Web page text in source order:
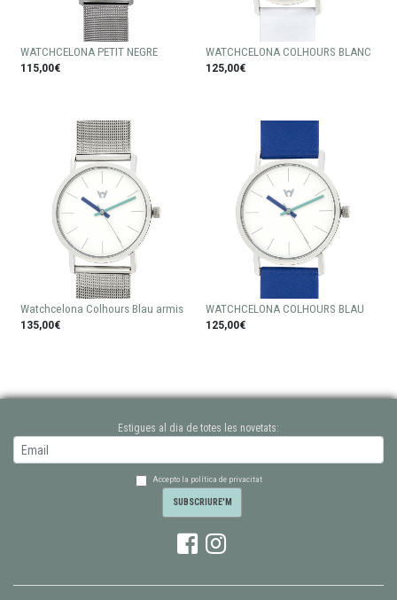
WATCHCELONA PETIT NEGRE
115,00€
WATCHCELONA COLHOURS BLANC
125,00€
Watchcelona Colhours Blau armis
135,00€
WATCHCELONA COLHOURS BLAU
125,00€
Estigues al dia de totes les novetats:
Accepto la política de privacitat